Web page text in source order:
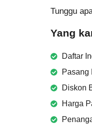
Tunggu
Yang
Daftar
Pasang
Diskon
Harga